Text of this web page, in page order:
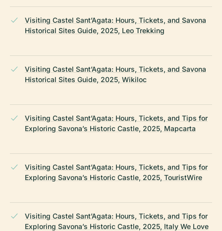
Visiting Castel Sant’Agata: Hours, Tickets, and Savona
Historical Sites Guide, 2025, Leo Trekking
Visiting Castel Sant’Agata: Hours, Tickets, and Savona
Historical Sites Guide, 2025, Wikiloc
Visiting Castel Sant’Agata: Hours, Tickets, and Tips for
Exploring Savona’s Historic Castle, 2025, Mapcarta
Visiting Castel Sant’Agata: Hours, Tickets, and Tips for
Exploring Savona’s Historic Castle, 2025, TouristWire
Visiting Castel Sant’Agata: Hours, Tickets, and Tips for
Exploring Savona’s Historic Castle, 2025, Italy We Love